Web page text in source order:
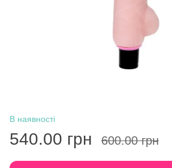
В наявності
540.00 грн 600.00 грн